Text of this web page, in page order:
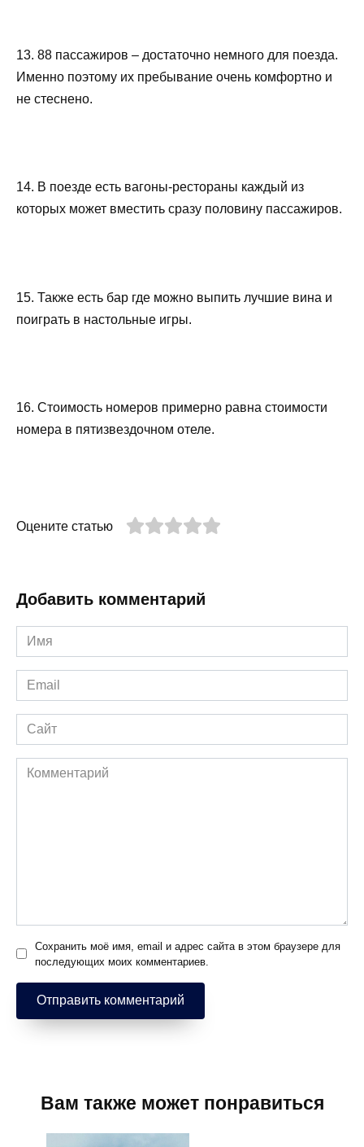
13. 88 пассажиров – достаточно немного для поезда.
Именно поэтому их пребывание очень комфортно и
не стеснено.
14. В поезде есть вагоны-рестораны каждый из
которых может вместить сразу половину пассажиров.
15. Также есть бар где можно выпить лучшие вина и
поиграть в настольные игры.
16. Стоимость номеров примерно равна стоимости
номера в пятизвездочном отеле.
Оцените статью
Добавить комментарий
Имя
*
Email
*
Сайт
Комментарий
Сохранить моё имя, email и адрес сайта в этом браузере для
последующих моих комментариев.
Вам также может понравиться